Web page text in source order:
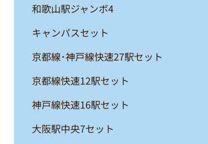
和歌山駅ジャンボ4
キャンパスセット
京都線･神戸線快速27駅セット
京都線快速12駅セット
神戸線快速16駅セット
大阪駅中央7セット